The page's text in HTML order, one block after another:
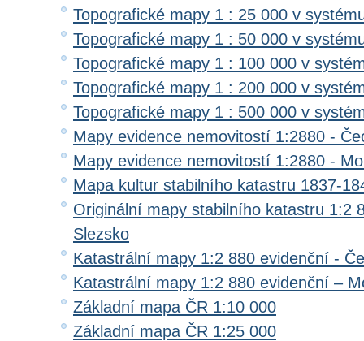
Topografické mapy 1 : 25 000 v
Topografické mapy 1 : 50 000 v
Topografické mapy 1 : 100 000 v
Topografické mapy 1 : 200 000 v
Topografické mapy 1 : 500 000 v
Mapy evidence nemovitostí 1:2880 -
Mapy evidence nemovitostí 1:2880 -
Mapa kultur stabilního katastru 1837-
Originální mapy stabilního katastru 1:2
Slezsko
Katastrální mapy 1:2 880 evidenční -
Katastrální mapy 1:2 880 evidenční –
Základní mapa ČR 1:10 000
Základní mapa ČR 1:25 000